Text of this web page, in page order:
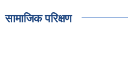
सामाजिक परिक्षण